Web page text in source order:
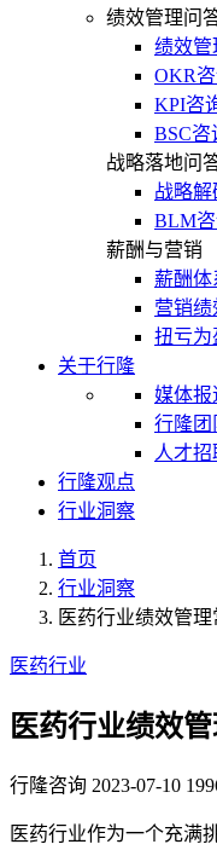
绩效管理问
绩效管
OKR
KPI咨
BSC咨
战略落地问
战略
BLM
薪酬与营销
薪酬体
营销
扭亏为
关于行隆
媒体报
行隆团
人才招
行隆观点
行业洞察
首页
行业洞察
医药行业绩效管
医药行业
医药行业绩效
行隆咨询 2023-07-10
医药行业作为一个充满